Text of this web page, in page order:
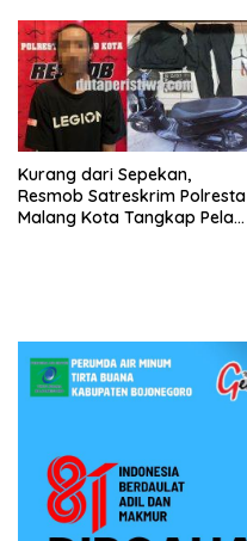
Kurang dari Sepekan,
Resmob Satreskrim Polresta
Malang Kota Tangkap Pelaku